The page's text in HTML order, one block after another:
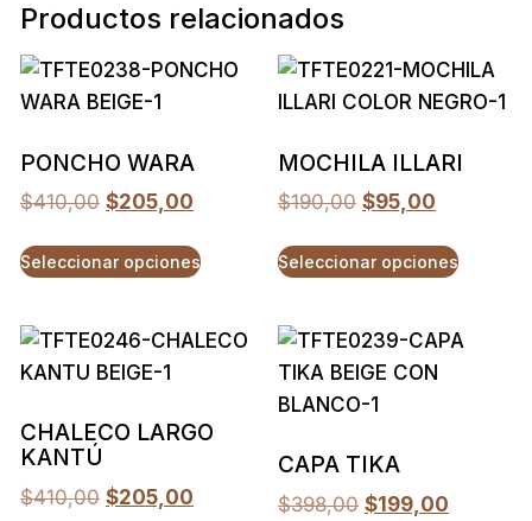
Productos relacionados
PONCHO WARA
$410,00 $205,00
Seleccionar opciones
MOCHILA ILLARI
$190,00 $95,00
Seleccionar opciones
CHALECO LARGO
KANTÚ
$410,00 $205,00
CAPA TIKA
$398,00 $199,00